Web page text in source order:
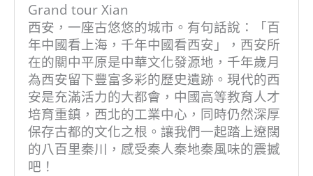
Grand tour Xian
西安，一座古悠悠的城市。有句話說：「百
年中國看上海，千年中國看西安」，西安所
在的關中平原是中華文化發源地，千年歲月
為西安留下豐富多彩的歷史遺跡。現代的西
安是充滿活力的大都會，中國高等教育人才
培育重鎮，西北的工業中心，同時仍然深厚
保存古都的文化之根。讓我們一起踏上遼闊
的八百里秦川，感受秦人秦地秦風味的震撼
吧！